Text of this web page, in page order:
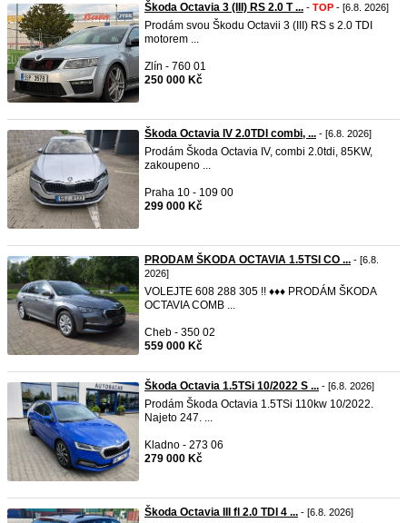
Škoda Octavia 3 (III) RS 2.0 T ... - TOP - [6.8. 2026]
Prodám svou Škodu Octavii 3 (III) RS s 2.0 TDI
motorem ...
Zlín - 760 01
250 000 Kč
Škoda Octavia IV 2.0TDI combi, ... - [6.8. 2026]
Prodám Škoda Octavia IV, combi 2.0tdi, 85KW,
zakoupeno ...
Praha 10 - 109 00
299 000 Kč
PRODAM ŠKODA OCTAVIA 1.5TSI CO ... - [6.8.
2026]
VOLEJTE 608 288 305 !! ♦♦♦ PRODÁM ŠKODA
OCTAVIA COMB ...
Cheb - 350 02
559 000 Kč
Škoda Octavia 1.5TSi 10/2022 S ... - [6.8. 2026]
Prodám Škoda Octavia 1.5TSi 110kw 10/2022.
Najeto 247. ...
Kladno - 273 06
279 000 Kč
Škoda Octavia III fl 2.0 TDI 4 ... - [6.8. 2026]